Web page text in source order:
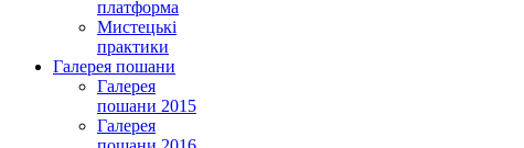
платформа
Мистецькі
практики
Галерея пошани
Галерея
пошани 2015
Галерея